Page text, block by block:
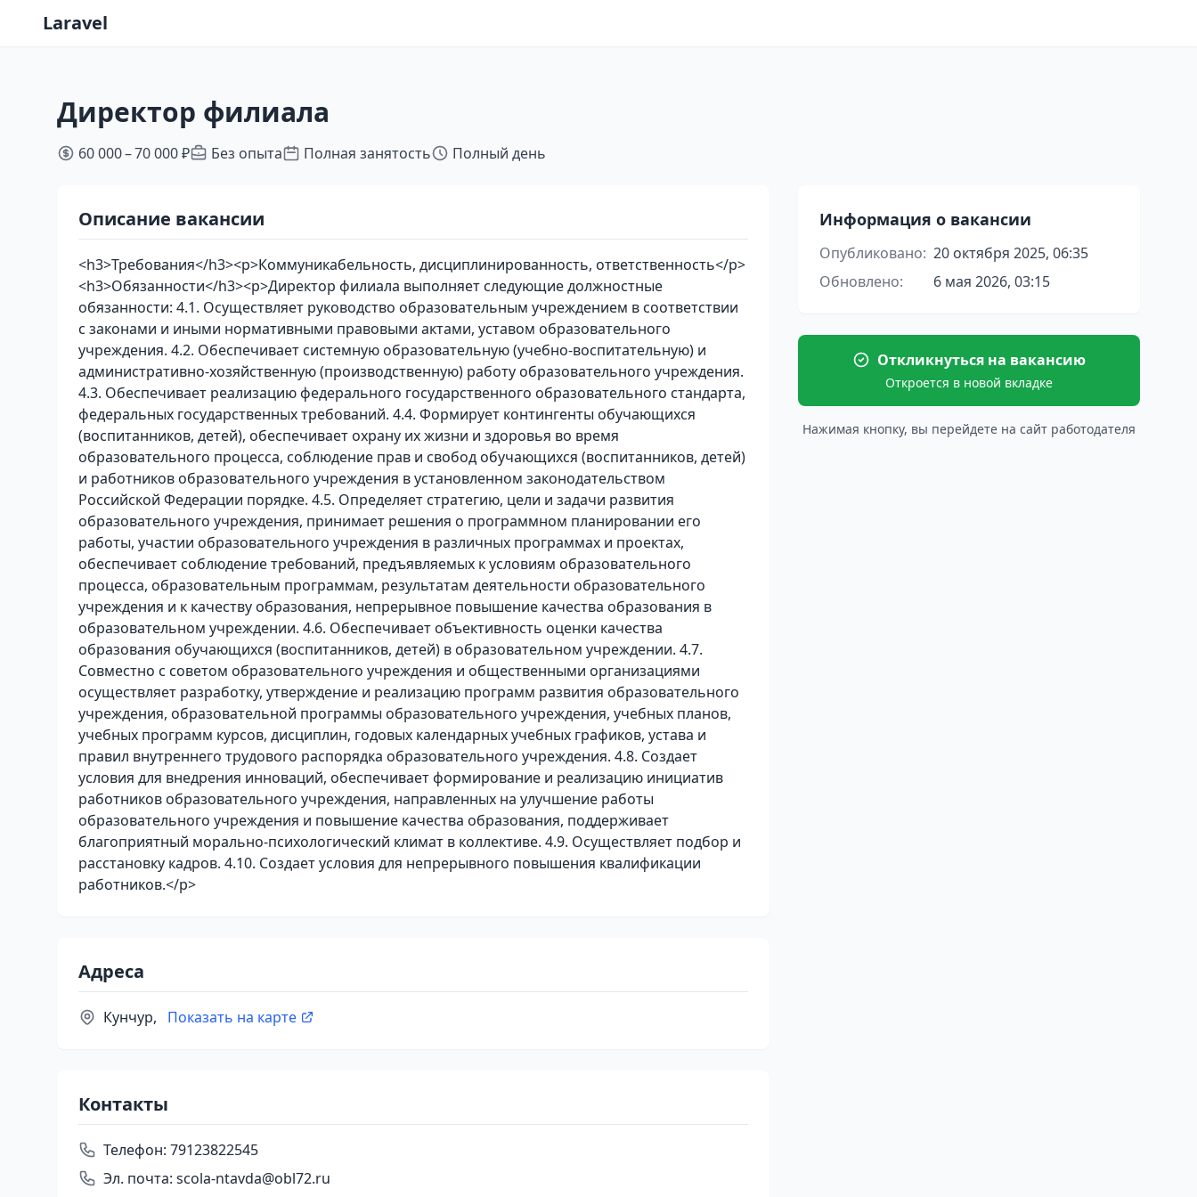
Laravel
Директор филиала
60 000 – 70 000 ₽ Без опыта Полная занятость Полный день
Описание вакансии
<h3>Требования</h3><p>Коммуникабельность, дисциплинированность, ответственность</p>
<h3>Обязанности</h3><p>Директор филиала выполняет следующие должностные
обязанности: 4.1. Осуществляет руководство образовательным учреждением в соответствии
с законами и иными нормативными правовыми актами, уставом образовательного
учреждения. 4.2. Обеспечивает системную образовательную (учебно-воспитательную) и
административно-хозяйственную (производственную) работу образовательного учреждения.
4.3. Обеспечивает реализацию федерального государственного образовательного стандарта,
федеральных государственных требований. 4.4. Формирует контингенты обучающихся
(воспитанников, детей), обеспечивает охрану их жизни и здоровья во время
образовательного процесса, соблюдение прав и свобод обучающихся (воспитанников, детей)
и работников образовательного учреждения в установленном законодательством
Российской Федерации порядке. 4.5. Определяет стратегию, цели и задачи развития
образовательного учреждения, принимает решения о программном планировании его
работы, участии образовательного учреждения в различных программах и проектах,
обеспечивает соблюдение требований, предъявляемых к условиям образовательного
процесса, образовательным программам, результатам деятельности образовательного
учреждения и к качеству образования, непрерывное повышение качества образования в
образовательном учреждении. 4.6. Обеспечивает объективность оценки качества
образования обучающихся (воспитанников, детей) в образовательном учреждении. 4.7.
Совместно с советом образовательного учреждения и общественными организациями
осуществляет разработку, утверждение и реализацию программ развития образовательного
учреждения, образовательной программы образовательного учреждения, учебных планов,
учебных программ курсов, дисциплин, годовых календарных учебных графиков, устава и
правил внутреннего трудового распорядка образовательного учреждения. 4.8. Создает
условия для внедрения инноваций, обеспечивает формирование и реализацию инициатив
работников образовательного учреждения, направленных на улучшение работы
образовательного учреждения и повышение качества образования, поддерживает
благоприятный морально-психологический климат в коллективе. 4.9. Осуществляет подбор и
расстановку кадров. 4.10. Создает условия для непрерывного повышения квалификации
работников.</p>
Адреса
Кунчур, Показать на карте
Контакты
Телефон: 79123822545
Эл. почта: scola-ntavda@obl72.ru
Информация о вакансии
Опубликовано: 20 октября 2025, 06:35
Обновлено:
6 мая 2026, 03:15
Откликнуться на вакансию
Откроется в новой вкладке
Нажимая кнопку, вы перейдете на сайт работодателя